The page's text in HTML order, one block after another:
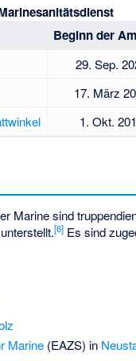
Beginn der
29. Sep.
17. März
1. Okt.
Marine sind
[6] Es sind
Marine(EAZS) in